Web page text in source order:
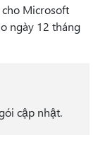
Microsoft
ngày 12 tháng
cập nhật.